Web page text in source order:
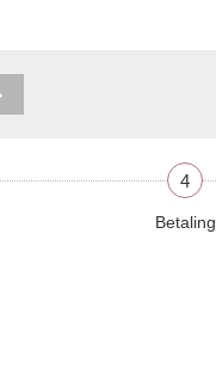
4
Betaling